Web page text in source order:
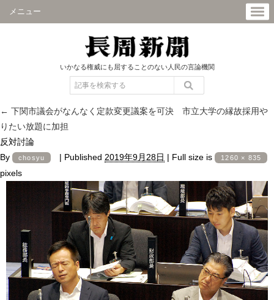
メニュー
いかなる権威にも屈することのない人民の言論機関
← 下関市議会がなんなく定款変更議案を可決 市立大学の縁故採用や
りたい放題に加担
反対討論
By
chosyu | Published 2019年9月28日 | Full size is 1260 × 835
pixels